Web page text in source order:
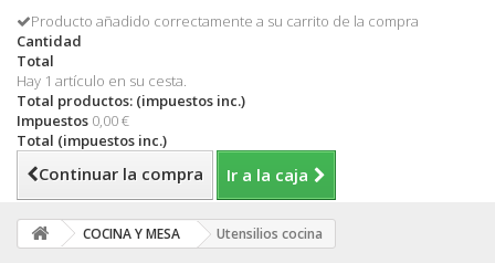
Producto añadido correctamente a su carrito de la compra
Cantidad
Total
Hay 1 artículo en su cesta.
Total productos: (impuestos inc.)
Impuestos 0,00 €
Total (impuestos inc.)
Continuar la compra Ir a la caja
COCINA Y MESA Utensilios cocina